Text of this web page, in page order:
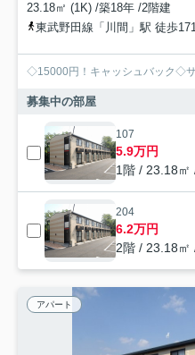
23.18㎡ (1K) /築18年 /2階建
東武野田線「川間」駅 徒歩
◇15000円！キャッシュバック◇
募集中の部屋
107
5.9万円
1階 / 23.18㎡
204
6.2万円
2階 / 23.18㎡
アパート